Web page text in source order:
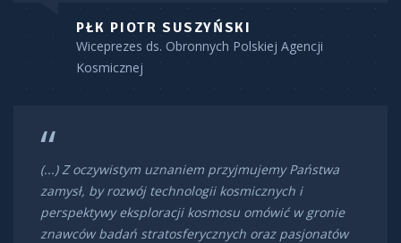
PŁK PIOTR SUSZYŃSKI
Wiceprezes ds. Obronnych Polskiej Agencji
Kosmicznej
(...) Z oczywistym uznaniem przyjmujemy Państwa
zamysł, by rozwój technologii kosmicznych i
perspektywy eksploracji kosmosu omówić w gronie
znawców badań stratosferycznych oraz pasjonatów